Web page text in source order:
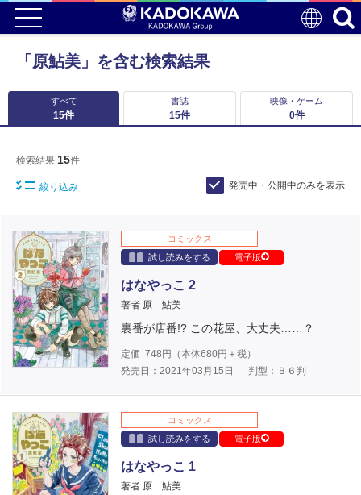
「原鮎美」を含む検索結果
すべて
15件
書誌
15件
映像・ゲーム
0件
検索結果 15件
絞り込み 発売中・公開中のみを表示
コミックス
試し読みをする
電子版
はなやっこ 2
著者 原 鮎美
裏番が店番!? この花屋、大丈夫……？
定価 748 円（本体680円＋税）
発売日：2021年03月15日
判型：Ｂ６判
コミックス
試し読みをする
電子版
はなやっこ 1
著者 原 鮎美